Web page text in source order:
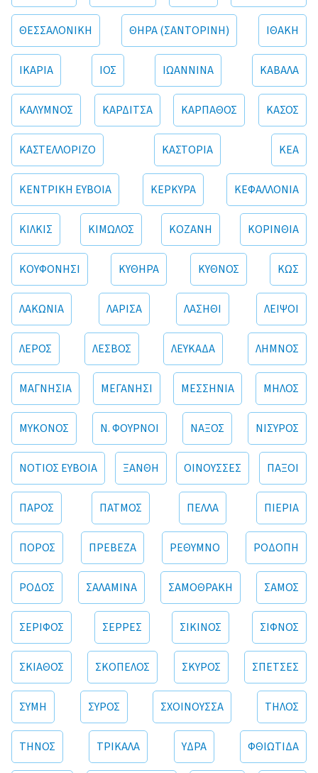
ΘΕΣΣΑΛΟΝΙΚΗ ΘΗΡΑ (ΣΑΝΤΟΡΙΝΗ) ΙΘΑΚΗ
ΙΚΑΡΙΑ ΙΟΣ ΙΩΑΝΝΙΝΑ ΚΑΒΑΛΑ
ΚΑΛΥΜΝΟΣ ΚΑΡΔΙΤΣΑ ΚΑΡΠΑΘΟΣ ΚΑΣΟΣ
ΚΑΣΤΕΛΛΟΡΙΖΟ ΚΑΣΤΟΡΙΑ ΚΕΑ
ΚΕΝΤΡΙΚΗ ΕΥΒΟΙΑ ΚΕΡΚΥΡΑ ΚΕΦΑΛΛΟΝΙΑ
ΚΙΛΚΙΣ ΚΙΜΩΛΟΣ ΚΟΖΑΝΗ ΚΟΡΙΝΘΙΑ
ΚΟΥΦΟΝΗΣΙ ΚΥΘΗΡΑ ΚΥΘΝΟΣ ΚΩΣ
ΛΑΚΩΝΙΑ ΛΑΡΙΣΑ ΛΑΣΗΘΙ ΛΕΙΨΟΙ
ΛΕΡΟΣ ΛΕΣΒΟΣ ΛΕΥΚΑΔΑ ΛΗΜΝΟΣ
ΜΑΓΝΗΣΙΑ ΜΕΓΑΝΗΣΙ ΜΕΣΣΗΝΙΑ ΜΗΛΟΣ
ΜΥΚΟΝΟΣ Ν. ΦΟΥΡΝΟΙ ΝΑΞΟΣ ΝΙΣΥΡΟΣ
ΝΟΤΙΟΣ ΕΥΒΟΙΑ ΞΑΝΘΗ ΟΙΝΟΥΣΣΕΣ ΠΑΞΟΙ
ΠΑΡΟΣ ΠΑΤΜΟΣ ΠΕΛΛΑ ΠΙΕΡΙΑ
ΠΟΡΟΣ ΠΡΕΒΕΖΑ ΡΕΘΥΜΝΟ ΡΟΔΟΠΗ
ΡΟΔΟΣ ΣΑΛΑΜΙΝΑ ΣΑΜΟΘΡΑΚΗ ΣΑΜΟΣ
ΣΕΡΙΦΟΣ ΣΕΡΡΕΣ ΣΙΚΙΝΟΣ ΣΙΦΝΟΣ
ΣΚΙΑΘΟΣ ΣΚΟΠΕΛΟΣ ΣΚΥΡΟΣ ΣΠΕΤΣΕΣ
ΣΥΜΗ ΣΥΡΟΣ ΣΧΟΙΝΟΥΣΣΑ ΤΗΛΟΣ
ΤΗΝΟΣ ΤΡΙΚΑΛΑ ΥΔΡΑ ΦΘΙΩΤΙΔΑ